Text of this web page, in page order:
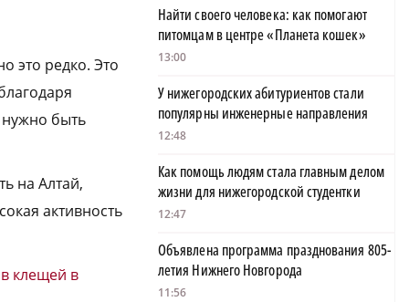
это редко. Это
нужно быть
на Алтай,
активность
клещей в
Найти своего человека: как помогают
питомцам в центре «Планета кошек»
13:00
У нижегородских абитуриентов стали
популярны инженерные направления
12:48
Как помощь людям стала главным делом
жизни для нижегородской студентки
12:47
Объявлена программа празднования 805-
летия Нижнего Новгорода
11:56